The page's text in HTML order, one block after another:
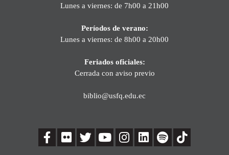
Lunes a viernes: de 7h00 a 21h00
Períodos de verano:
Lunes a viernes: de 8h00 a 20h00
Feriados oficiales:
Cerrada con aviso previo
biblio@usfq.edu.ec